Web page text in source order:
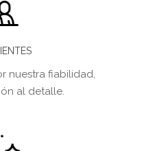
nuestra fiabilidad,
al detalle.